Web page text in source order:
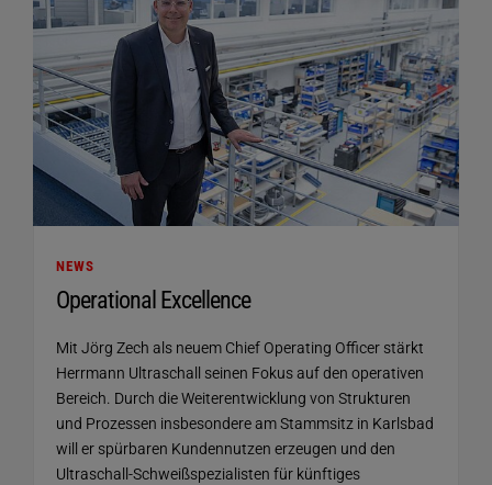
NEWS
Operational Excellence
Mit Jörg Zech als neuem Chief Operating Officer stärkt
Herrmann Ultraschall seinen Fokus auf den operativen
Bereich. Durch die Weiterentwicklung von Strukturen
und Prozessen insbesondere am Stammsitz in Karlsbad
will er spürbaren Kundennutzen erzeugen und den
Ultraschall-Schweißspezialisten für künftiges